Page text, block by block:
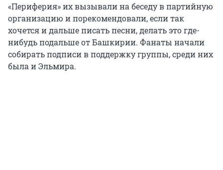
«Периферия» их вызывали на беседу в партийную
организацию и порекомендовали, если так
хочется и дальше писать песни, делать это где-
нибудь подальше от Башкирии. Фанаты начали
собирать подписи в поддержку группы, среди них
была и Эльмира.